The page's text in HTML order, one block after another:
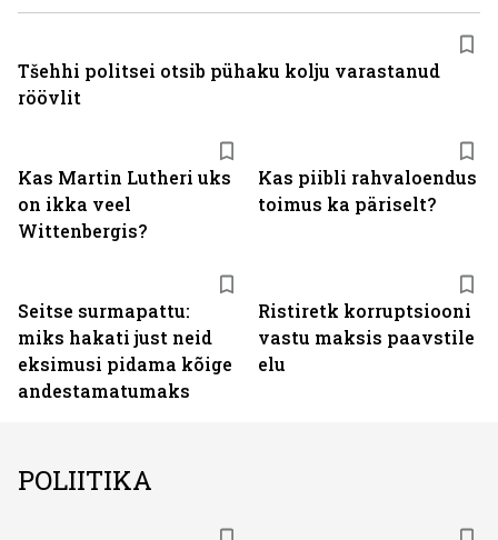
Kas Martin Lutheri uks
on ikka veel
Wittenbergis?
Kas piibli rahvaloendus
toimus ka päriselt?
Seitse surmapattu:
miks hakati just neid
eksimusi pidama kõige
andestamatumaks
Ristiretk korruptsiooni
vastu maksis paavstile
elu
Tšehhi politsei otsib pühaku kolju varastanud
röövlit
POLIITIKA